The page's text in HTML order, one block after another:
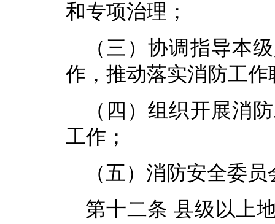
和专项治理；
（三）协调指导本
作，推动落实消防工作
（四）组织开展消
工作；
（五）消防安全委
第十二条 县级以上